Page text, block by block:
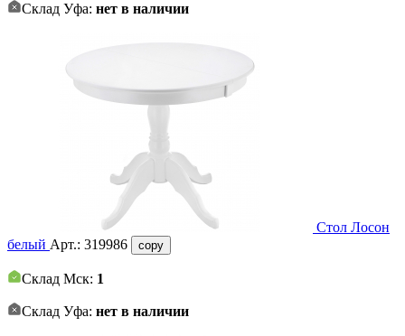
Склад Уфа: нет в наличии
Стол Лосон
белый Арт.: 319986 copy
Склад Мск: 1
Склад Уфа: нет в наличии